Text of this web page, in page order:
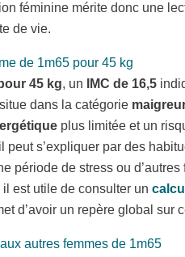
féminine mérite donc une
de vie.
de 1m65 pour 45 kg
45 kg, un IMC de 16,5
dans la catégorie
plus limitée et un
peut s’expliquer par des
période de stress ou
est utile de consulter un
d’avoir un repère global sur
autres femmes de 1m65